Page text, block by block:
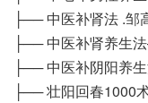
├── 中医补肾法 .邹
├── 中医补肾养生
├── 中医补阴阳养
├── 壮阳回春1000